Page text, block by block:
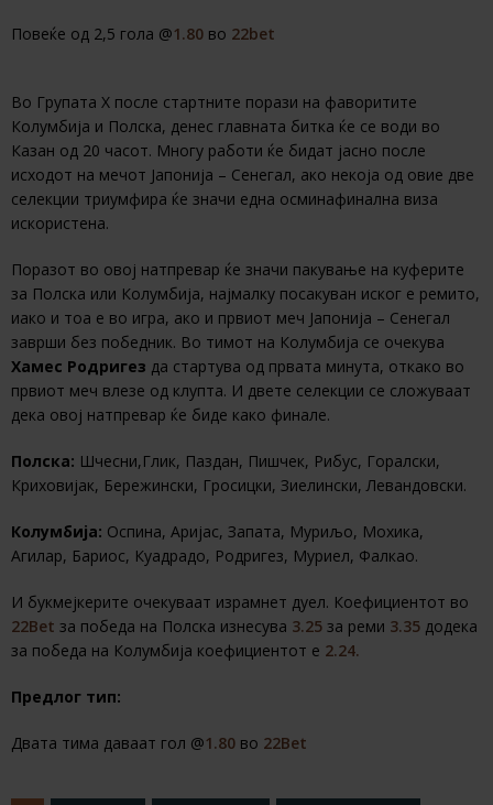
Повеќе од 2,5 гола @1.80 во 22bet
Во Групата Х после стартните порази на фаворитите
Колумбија и Полска, денес главната битка ќе се води во
Казан од 20 часот. Многу работи ќе бидат јасно после
исходот на мечот Јапонија – Сенегал, ако некоја од овие две
селекции триумфира ќе значи една осминафинална виза
искористена.
Поразот во овој натпревар ќе значи пакување на куферите
за Полска или Колумбија, најмалку посакуван иског е ремито,
иако и тоа е во игра, ако и првиот меч Јапонија – Сенегал
заврши без победник. Во тимот на Колумбија се очекува
Хамес Родригез да стартува од првата минута, откако во
првиот меч влезе од клупта. И двете селекции се сложуваат
дека овој натпревар ќе биде како финале.
Полска: Шчесни,Глик, Паздан, Пишчек, Рибус, Горалски,
Криховијак, Бережински, Гросицки, Зиелински, Левандовски.
Колумбија: Оспина, Аријас, Запата, Муриљо, Мохика,
Агилар, Бариос, Куадрадо, Родригез, Муриел, Фалкао.
И букмејкерите очекуваат израмнет дуел. Коефициентот во
22Bet за победа на Полска изнесува 3.25 за реми 3.35 додека
за победа на Колумбија коефициентот е 2.24.
Предлог тип:
Двата тима даваат гол @1.80 во 22Bet